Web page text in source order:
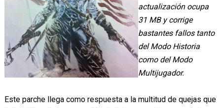
actualización ocupa
31 MB y corrige
bastantes fallos tanto
del Modo Historia
como del Modo
Multijugador.
Este parche llega como respuesta a la multitud de quejas que